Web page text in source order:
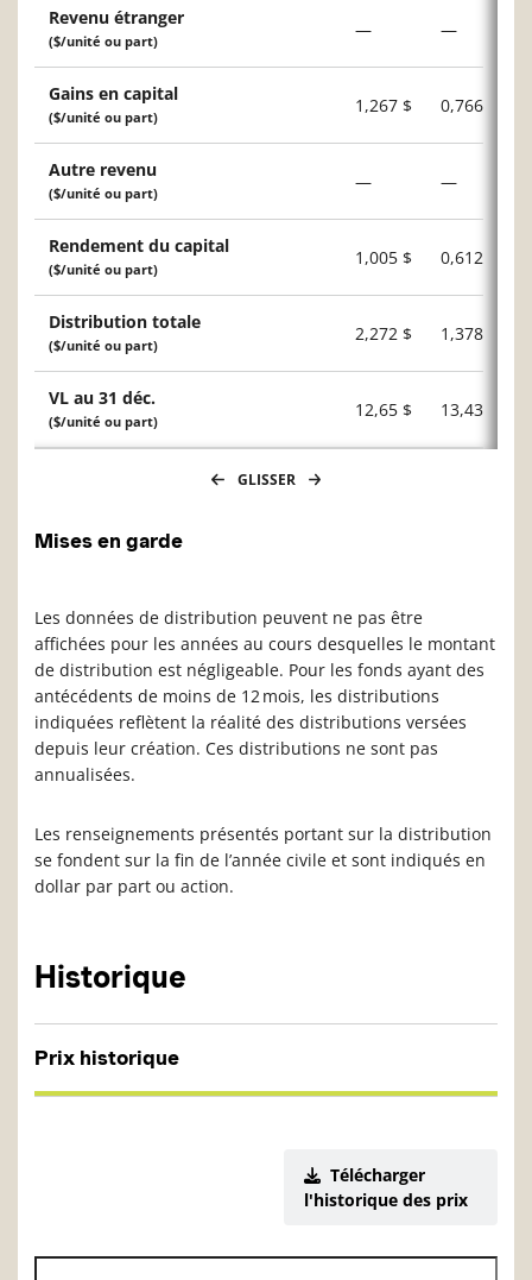
Revenu étranger
($/unité ou part)
— —
Gains en capital
($/unité ou part)
1,267 $ 0,766 $
Autre revenu
($/unité ou part)
— —
Rendement du capital
($/unité ou part)
1,005 $ 0,612 $
Distribution totale
($/unité ou part)
2,272 $ 1,378 $
VL au 31 déc.
($/unité ou part)
12,65 $ 13,43 $
GLISSER
Mises en garde
Les données de distribution peuvent ne pas être
affichées pour les années au cours desquelles le montant
de distribution est négligeable. Pour les fonds ayant des
antécédents de moins de 12 mois, les distributions
indiquées reflètent la réalité des distributions versées
depuis leur création. Ces distributions ne sont pas
annualisées.
Les renseignements présentés portant sur la distribution
se fondent sur la fin de l’année civile et sont indiqués en
dollar par part ou action.
Historique
Prix historique
Télécharger
l'historique des prix
Date de début de l’historique des VL